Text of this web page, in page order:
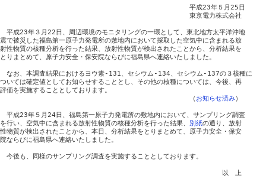
平成23年５月25日
東京電力株式会社
平成23年３月22日、周辺環境のモニタリングの一環として、東北地方太平洋沖地
震で被災した福島第一原子力発電所の敷地内において採取した空気中に含まれる放
射性物質の核種分析を行った結果、放射性物質が検出されたことから、分析結果を
とりまとめて、原子力安全・保安院ならびに福島県へ連絡いたしました。
なお、本調査結果におけるヨウ素-131、セシウム-134、セシウム-137の３核種に
ついては確定値としてお知らせすることとし、その他の核種については、今後、再
評価を実施することとしております。
（ お知らせ済み）
平成23年５月24日、福島第一原子力発電所の敷地内において、サンプリング調査
を行い、空気中に含まれる放射性物質の核種分析を行った結果、 別紙の通り、放射
性物質が検出されたことから、本日、分析結果をとりまとめて、原子力安全・保安
院ならびに福島県へ連絡いたしました。
今後も、同様のサンプリング調査を実施することとしております。
以　上